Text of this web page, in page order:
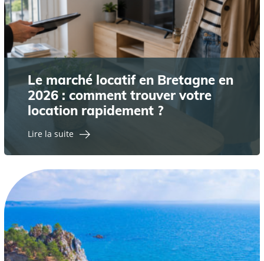
Le marché locatif en Bretagne en
2026 : comment trouver votre
location rapidement ?
Lire la suite